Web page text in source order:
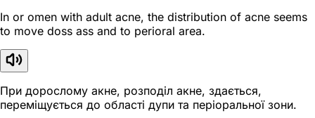
In or omen with adult acne, the distribution of acne seems
to move doss ass and to perioral area.
При дорослому акне, розподіл акне, здається,
переміщується до області дупи та періоральної зони.